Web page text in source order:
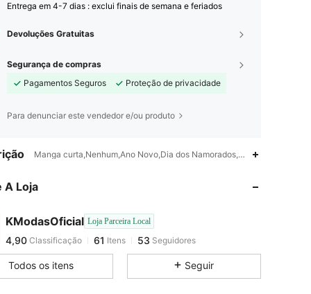
Entrega em 4-7 dias : exclui finais de semana e feriados
Devoluções Gratuitas
Segurança de compras
Pagamentos Seguros
Proteção de privacidade
Para denunciar este vendedor e/ou produto
Manga curta,Nenhum,Ano Novo,Dia dos Namorados,Natal
A Loja
KModasOficial Loja Parceira Local
4,90 61 53
4,90 Classificação 61 Itens 53 Seguidores
4,90 61 53
Todos os itens Seguir